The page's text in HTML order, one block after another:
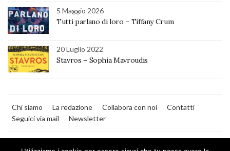
5 Maggio 2026
Tutti parlano di loro – Tiffany Crum
20 Luglio 2022
Stavros – Sophia Mavroudis
Chi siamo La redazione Collabora con noi
Contatti
Seguici via mail
Newsletter